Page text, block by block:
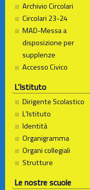
Archivio Circolari
Circolari 23-24
MAD-Messa a
disposizione per
supplenze
Accesso Civico
L’Istituto
Dirigente Scolastico
L’Istituto
Identità
Organigramma
Organi collegiali
Strutture
Le nostre scuole